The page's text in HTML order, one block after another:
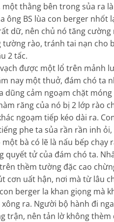
thằng bên trong sủa ra
ông BS lùa con berger nhốt
dữ, nên chủ nó tăng
tường rào, tránh tai nạn cho
2 tấc.
được một lổ trên mảnh
nay một thuở, đám chó ta
dũng cảm ngoạm chặt
răng của nó bị 2 lớp rào
ngoạm tiếp kéo dài ra.
phe ta sủa rần rần inh
một bà có lẽ là nấu bếp
quyết tử của đám chó ta.
thềm tường đặc cao
cơn uất hận, nơi mà từ lâu
berger la khan giọng mà
ra. Người bộ hành đi
trận, nên tản lờ không thèm